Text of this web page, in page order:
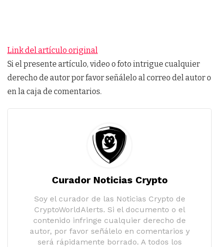
Link del artículo original
Si el presente artículo, video o foto intrigue cualquier
derecho de autor por favor señálelo al correo del autor o
en la caja de comentarios.
Curador Noticias Crypto
Soy el curador de las Noticias Crypto de
CryptoWorldAlerts. Si el documento o el
contenido infringe cualquier derecho de
autor, por favor señálelo en comentarios y
será rápidamente borrado. A todos los